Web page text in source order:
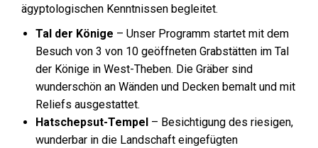
ägyptologischen Kenntnissen begleitet.
Tal der Könige – Unser Programm startet mit dem
Besuch von 3 von 10 geöffneten Grabstätten im Tal
der Könige in West-Theben. Die Gräber sind
wunderschön an Wänden und Decken bemalt und mit
Reliefs ausgestattet.
Hatschepsut-Tempel – Besichtigung des riesigen,
wunderbar in die Landschaft eingefügten